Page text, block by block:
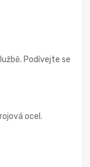
Podívejte se
ocel.